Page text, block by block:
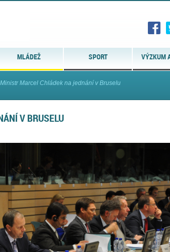
MLÁDEŽ SPORT VÝZKUM
Ministr Marcel Chládek na jednání v Bruselu
V BRUSELU